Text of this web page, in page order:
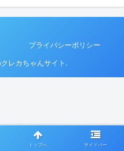
プライバシーポリシー
レカちゃんサイト.
トップへ サイドバー